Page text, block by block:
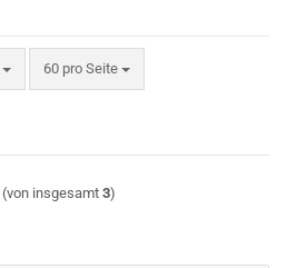
60 pro Seite
pro Seite
(von insgesamt 3)